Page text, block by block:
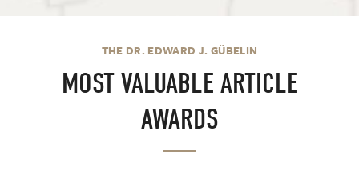
THE DR. EDWARD J. GÜBELIN
MOST VALUABLE ARTICLE
AWARDS